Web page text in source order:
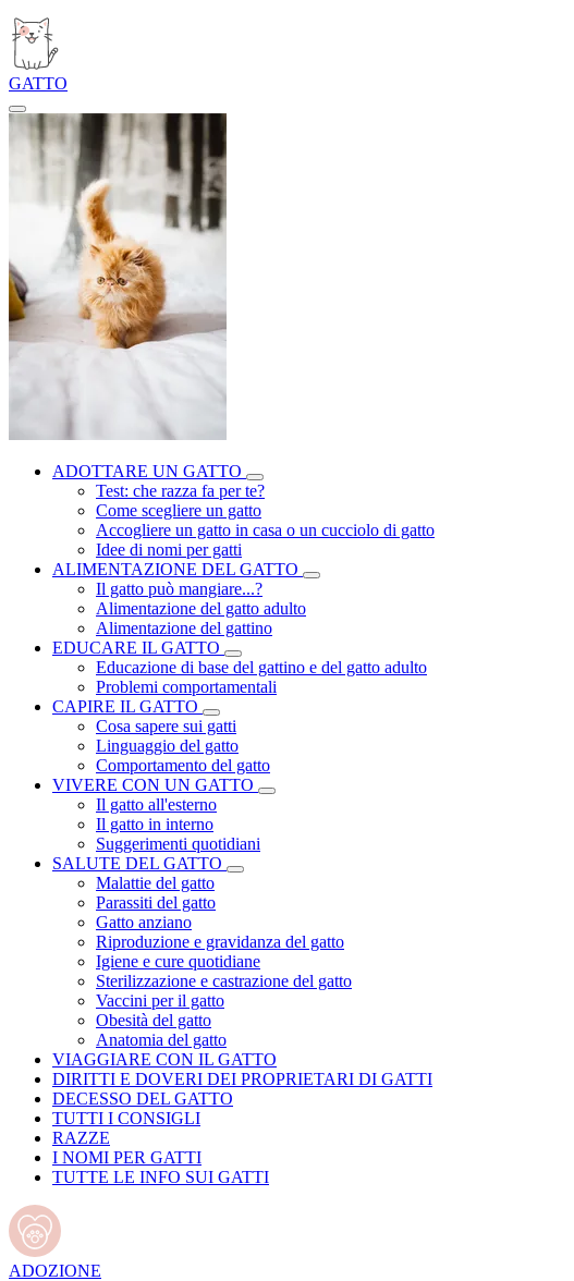
GATTO
ADOTTARE UN GATTO
Test: che razza fa per te?
Come scegliere un gatto
Accogliere un gatto in casa o un cucciolo di gatto
Idee di nomi per gatti
ALIMENTAZIONE DEL GATTO
Il gatto può mangiare...?
Alimentazione del gatto adulto
Alimentazione del gattino
EDUCARE IL GATTO
Educazione di base del gattino e del gatto adulto
Problemi comportamentali
CAPIRE IL GATTO
Cosa sapere sui gatti
Linguaggio del gatto
Comportamento del gatto
VIVERE CON UN GATTO
Il gatto all'esterno
Il gatto in interno
Suggerimenti quotidiani
SALUTE DEL GATTO
Malattie del gatto
Parassiti del gatto
Gatto anziano
Riproduzione e gravidanza del gatto
Igiene e cure quotidiane
Sterilizzazione e castrazione del gatto
Vaccini per il gatto
Obesità del gatto
Anatomia del gatto
VIAGGIARE CON IL GATTO
DIRITTI E DOVERI DEI PROPRIETARI DI GATTI
DECESSO DEL GATTO
TUTTI I CONSIGLI
RAZZE
I NOMI PER GATTI
TUTTE LE INFO SUI GATTI
ADOZIONE